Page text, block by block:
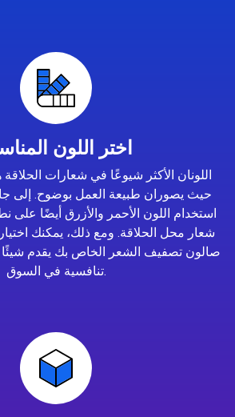
اختر اللون
اللونان الأكثر شيوعًا في شعارات الحلاقة
حيث يصوران طبيعة العمل بوضوح. إلى
استخدام اللون الأحمر والأزرق أيضًا
شعار محل الحلاقة. ومع ذلك، يمكنك
صالون تصفيف الشعر الخاص بك يقدم
تنافسية في السوق.